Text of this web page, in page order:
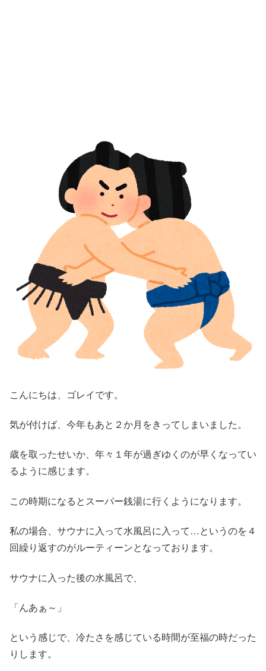
こんにちは、ゴレイです。
気が付けば、今年もあと２か月をきってしまいました。
歳を取ったせいか、年々１年が過ぎゆくのが早くなってい
るように感じます。
この時期になるとスーパー銭湯に行くようになります。
私の場合、サウナに入って水風呂に入って…というのを４
回繰り返すのがルーティーンとなっております。
サウナに入った後の水風呂で、
「んあぁ～」
という感じで、冷たさを感じている時間が至福の時だった
りします。